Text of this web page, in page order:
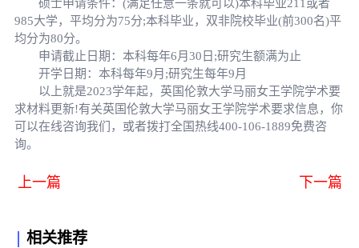
硕士申请条件：(满足任意一条就可以)本科毕业211或者
985大学，平均分为75分;本科毕业，双非院校毕业(前300名)平
均分为80分。
申请截止日期：本科每年6月30日;研究生额满为止
开学日期：本科每年9月;研究生每年9月
以上就是2023学年起，英国伦敦大学马丽女王学院学术要
求材料更新!有关英国伦敦大学马丽女王学院学术要求信息，你
可以在线咨询我们，或者拨打全国热线400-106-1889免费咨
询。
上一篇 下一篇
相关推荐